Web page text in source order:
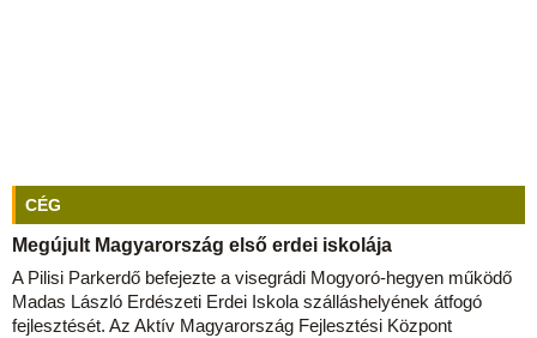
CÉG
Megújult Magyarország első erdei iskolája
A Pilisi Parkerdő befejezte a visegrádi Mogyoró-hegyen működő
Madas László Erdészeti Erdei Iskola szálláshelyének átfogó
fejlesztését. Az Aktív Magyarország Fejlesztési Központ